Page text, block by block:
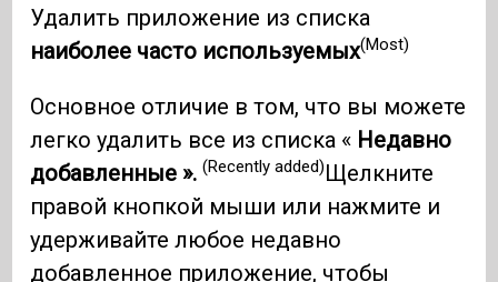
Удалить приложение из списка
наиболее часто используемых(Most)
Основное отличие в том, что вы можете
легко удалить все из списка « Недавно
добавленные ».(Recently added)Щелкните
правой кнопкой мыши или нажмите и
удерживайте любое недавно
добавленное приложение, чтобы